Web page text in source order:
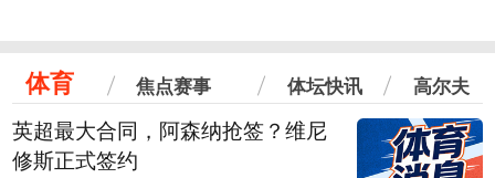
体育 焦点赛事 体坛快讯 高尔夫
英超最大合同，阿森纳抢签？维尼
修斯正式签约